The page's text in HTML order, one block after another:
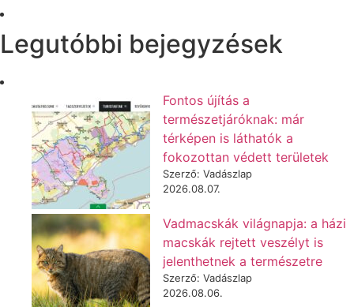
Legutóbbi bejegyzések
Fontos újítás a
természetjáróknak: már
térképen is láthatók a
fokozottan védett területek
Szerző: Vadászlap
2026.08.07.
Vadmacskák világnapja: a házi
macskák rejtett veszélyt is
jelenthetnek a természetre
Szerző: Vadászlap
2026.08.06.